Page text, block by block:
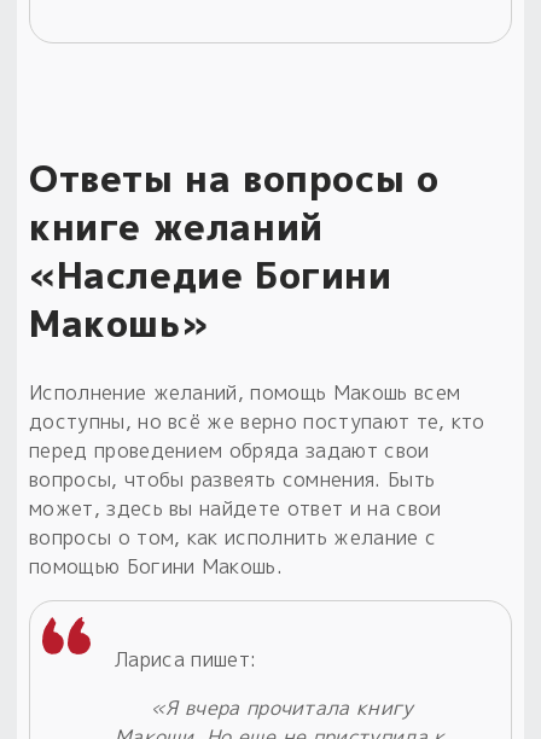
Ответы на вопросы о
книге желаний
«Наследие Богини
Макошь»
Исполнение желаний, помощь Макошь всем
доступны, но всё же верно поступают те, кто
перед проведением обряда задают свои
вопросы, чтобы развеять сомнения. Быть
может, здесь вы найдете ответ и на свои
вопросы о том, как исполнить желание с
помощью Богини Макошь.
Лариса пишет:
«Я вчера прочитала книгу